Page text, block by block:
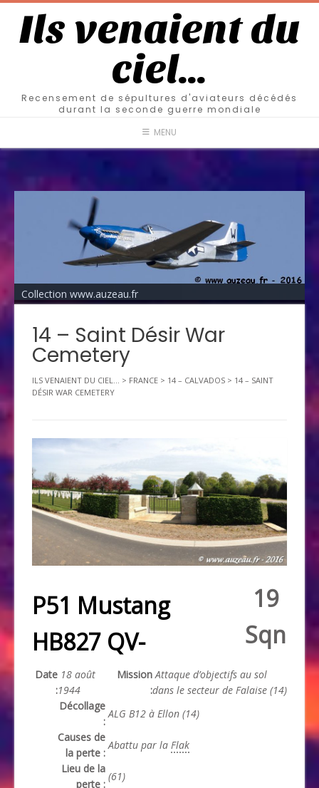
Ils venaient du
ciel…
Recensement de sépultures d'aviateurs décédés
durant la seconde guerre mondiale
MENU
Collection www.auzeau.fr
14 – Saint Désir War
Cemetery
ILS VENAIENT DU CIEL... > FRANCE > 14 – CALVADOS > 14 – SAINT
DÉSIR WAR CEMETERY
P51 Mustang
HB827 QV-
19
Sqn
Date
:
18 août
1944
Mission
:
Attaque d’objectifs au sol
dans le secteur de Falaise (14)
Décollage
:
ALG B12 à Ellon (14)
Causes de
la perte :
Abattu par la Flak
Lieu de la
perte :
(61)